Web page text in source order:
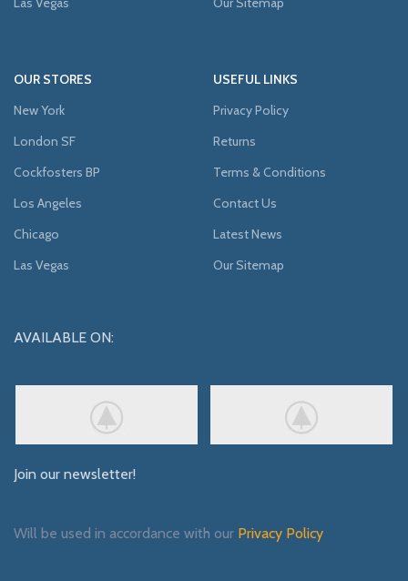
OUR STORES
New York
London SF
Cockfosters BP
Los Angeles
Chicago
Las Vegas
USEFUL LINKS
Privacy Policy
Returns
Terms & Conditions
Contact Us
Latest News
Our Sitemap
AVAILABLE ON:
Join our newsletter!
Will be used in accordance with our Privacy Policy